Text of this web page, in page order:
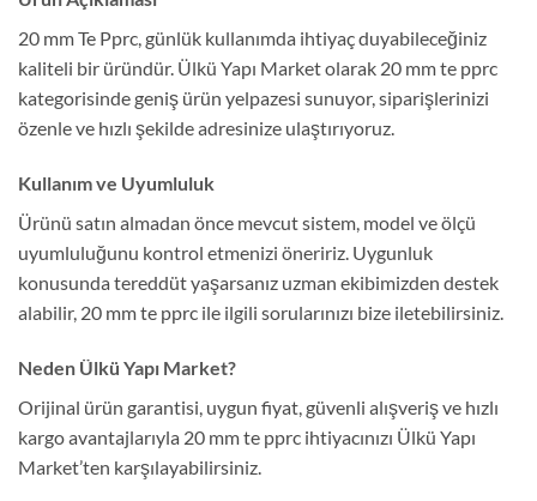
20 mm Te Pprc, günlük kullanımda ihtiyaç duyabileceğiniz
kaliteli bir üründür. Ülkü Yapı Market olarak 20 mm te pprc
kategorisinde geniş ürün yelpazesi sunuyor, siparişlerinizi
özenle ve hızlı şekilde adresinize ulaştırıyoruz.
Kullanım ve Uyumluluk
Ürünü satın almadan önce mevcut sistem, model ve ölçü
uyumluluğunu kontrol etmenizi öneririz. Uygunluk
konusunda tereddüt yaşarsanız uzman ekibimizden destek
alabilir, 20 mm te pprc ile ilgili sorularınızı bize iletebilirsiniz.
Neden Ülkü Yapı Market?
Orijinal ürün garantisi, uygun fiyat, güvenli alışveriş ve hızlı
kargo avantajlarıyla 20 mm te pprc ihtiyacınızı Ülkü Yapı
Market’ten karşılayabilirsiniz.